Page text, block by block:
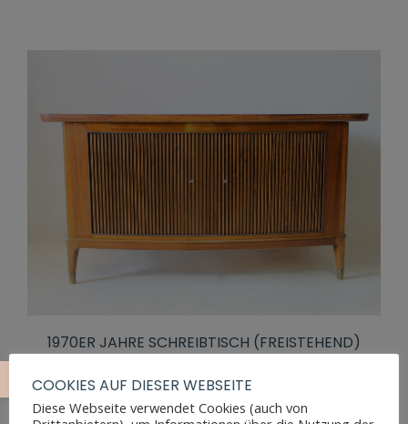
1970ER JAHRE SCHREIBTISCH (FREISTEHEND)
COOKIES AUF DIESER WEBSEITE
Diese Webseite verwendet Cookies (auch von